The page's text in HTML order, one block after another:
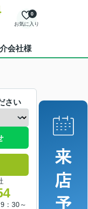
お気に入り
0
会社様
さい
：30～